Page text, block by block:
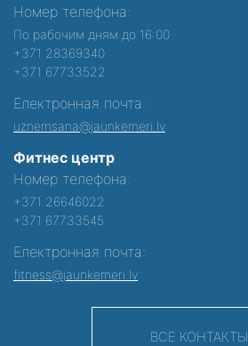
Номер телефона:
По рабочим дням до 16:00
+371 28369340
+371 67733522
Електронная почта:
uznemsana@jaunkemeri.lv
Фитнес центр
Номер телефона:
+371 26646022
+371 67733545
Електронная почта:
fitness@jaunkemeri.lv
ВСЕ КОНТАКТЫ